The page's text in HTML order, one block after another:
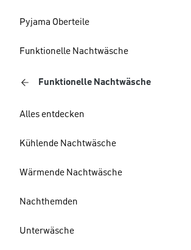
Pyjama Oberteile
Funktionelle Nachtwäsche
Funktionelle Nachtwäsche
Alles entdecken
Kühlende Nachtwäsche
Wärmende Nachtwäsche
Nachthemden
Unterwäsche